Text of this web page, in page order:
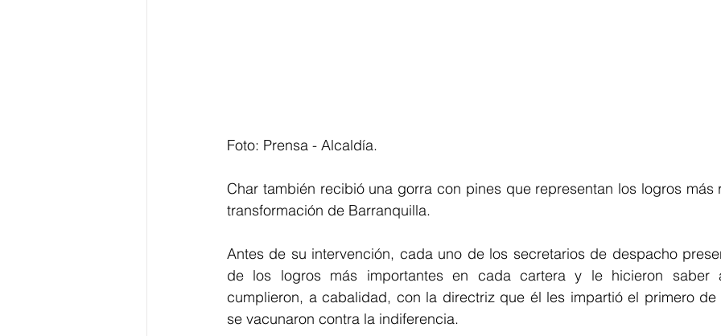
Foto: Prensa - Alcaldía.
Char también recibió una gorra con pines que representan los logros más
transformación de Barranquilla.
Antes de su intervención, cada uno de los secretarios de despacho
de los logros más importantes en cada cartera y le hicieron saber
cumplieron, a cabalidad, con la directriz que él les impartió el primero de
se vacunaron contra la indiferencia.